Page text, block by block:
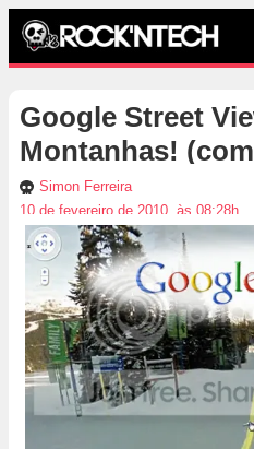
Google Street
Montanhas!
Simon Ferreira
10 de fevereiro de 2010, às 08:28h